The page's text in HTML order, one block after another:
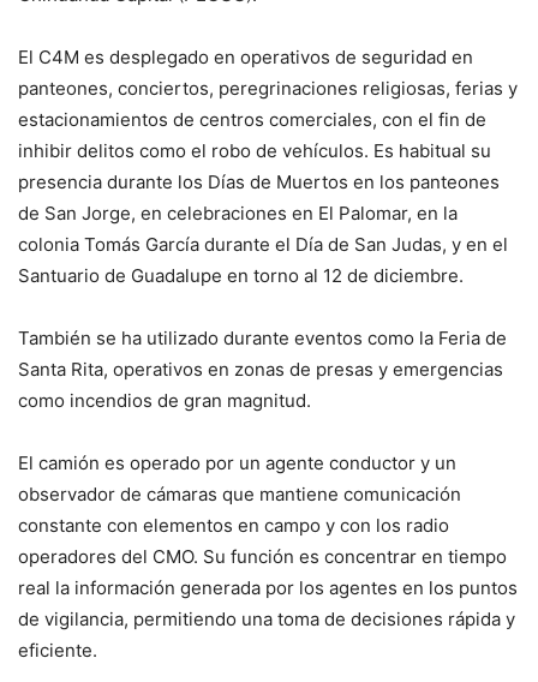
El C4M es desplegado en operativos de seguridad en
panteones, conciertos, peregrinaciones religiosas, ferias y
estacionamientos de centros comerciales, con el fin de
inhibir delitos como el robo de vehículos. Es habitual su
presencia durante los Días de Muertos en los panteones
de San Jorge, en celebraciones en El Palomar, en la
colonia Tomás García durante el Día de San Judas, y en el
Santuario de Guadalupe en torno al 12 de diciembre.
También se ha utilizado durante eventos como la Feria de
Santa Rita, operativos en zonas de presas y emergencias
como incendios de gran magnitud.
El camión es operado por un agente conductor y un
observador de cámaras que mantiene comunicación
constante con elementos en campo y con los radio
operadores del CMO. Su función es concentrar en tiempo
real la información generada por los agentes en los puntos
de vigilancia, permitiendo una toma de decisiones rápida y
eficiente.